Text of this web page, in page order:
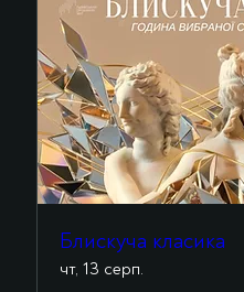
Блискуча класика
чт, 13 серп.